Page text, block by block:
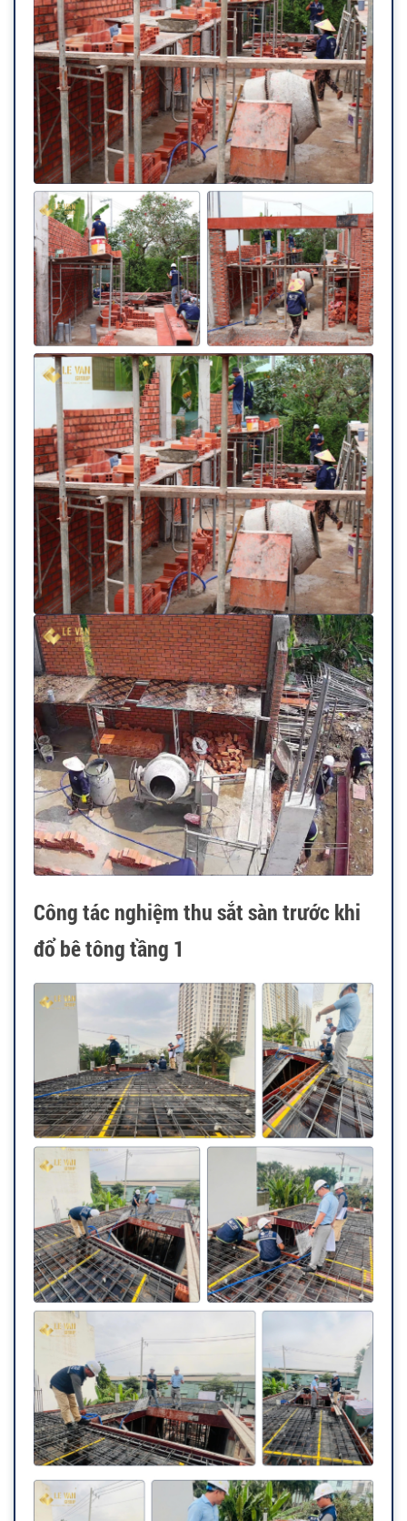
Công tác nghiệm thu sắt sàn trước khi
đổ bê tông tầng 1